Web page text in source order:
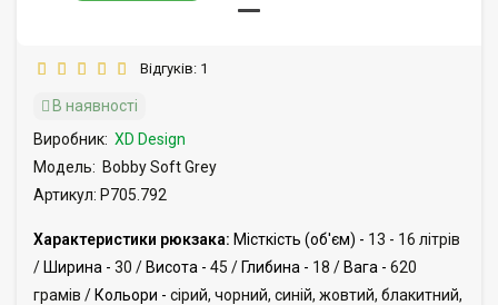
Відгуків: 1
В наявності
Виробник: XD Design
Модель: Bobby Soft Grey
Артикул: P705.792
Характеристики рюкзака: Місткість (об'єм) - 13 - 16 літрів
/ Ширина - 30 / Висота - 45 / Глибина - 18 / Вага - 620
грамів / Кольори - сірий, чорний, синій, жовтий, блакитний,